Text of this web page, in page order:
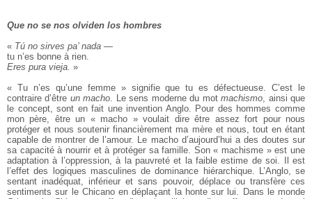
Que no se nos olviden los hombres
« Tú no sirves pa’ nada —
tu n’es bonne à rien.
Eres pura vieja. »
« Tu n’es qu’une femme » signifie que tu es défectueuse. C’est le
contraire d’être un macho . Le sens moderne du motmachismo , ainsi que
le concept, sont en fait une invention Anglo. Pour des hommes comme
mon père, être un « macho » voulait dire être assez fort pour nous
protéger et nous soutenir financièrement ma mère et nous, tout en étant
capable de montrer de l’amour. Le macho d’aujourd’hui a des doutes sur
sa capacité à nourrir et à protéger sa famille. Son « machisme » est une
adaptation à l’oppression, à la pauvreté et la faible estime de soi. Il est
l’effet des logiques masculines de dominance hiérarchique. L’Anglo, se
sentant inadéquat, inférieur et sans pouvoir, déplace ou transfère ces
sentiments sur le Chicano en déplaçant la honte sur lui. Dans le monde